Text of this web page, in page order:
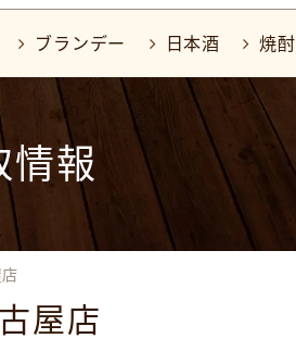
ブランデー 日本酒 焼酎
情報
屋店